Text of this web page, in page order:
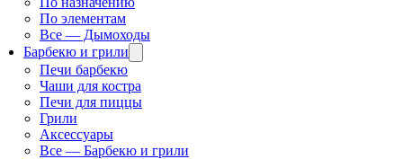
По элементам
Все — Дымоходы
Барбекю и грили
Печи барбекю
Чаши для костра
Печи для пиццы
Грили
Аксессуары
Все — Барбекю и грили